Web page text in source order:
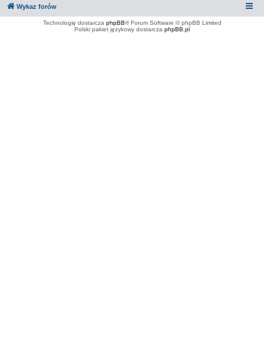
Wykaz forów
Technologię dostarcza phpBB® Forum Software © phpBB Limited
Polski pakiet językowy dostarcza phpBB.pl